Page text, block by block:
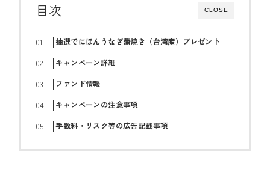
CLOSE
目次
抽選でにほんうなぎ蒲焼き（台湾産）プレゼント
キャンペーン詳細
ファンド情報
キャンペーンの注意事項
手数料・リスク等の広告記載事項